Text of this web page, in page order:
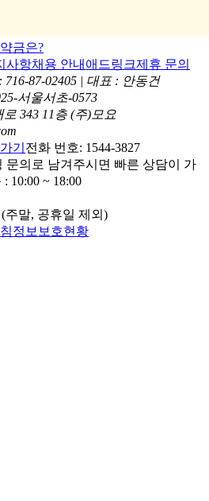
금은?
사항채용 안내 애드링크제휴 문의
87-02405 | 대표 : 안동건
서울서초-0573
343 11층 (주)모요
기 전화 번호: 1544-3827
문의로 남겨주시면 빠른 상담이 가
: 10:00 ~ 18:00
(주말, 공휴일 제외)
정보보호현황